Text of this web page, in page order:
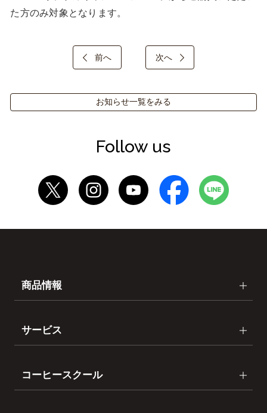
た方のみ対象となります。​
前へ 次へ
お知らせ一覧をみる
Follow us
商品情報
サービス
コーヒースクール